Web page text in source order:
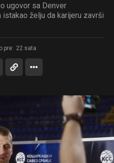
ugovor sa Denver
želju da karijeru završi
pre: 22 sata